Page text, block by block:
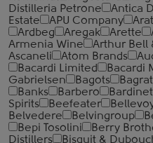
Distilleria Petrone
Antica
Estate
APU Company
Ardbeg
Aregak Arette
Armenia Wine
Arthur Bell
Ascaneli
Atom Brands
Bacardi Limited
Bacardi
Gabrielsen
Bagots
Banks
Barbero Bardinet
Spirits
Beefeater
Belvedere
Belvingroup
Bepi Tosolini
Berry
Distillers
Bisquit &